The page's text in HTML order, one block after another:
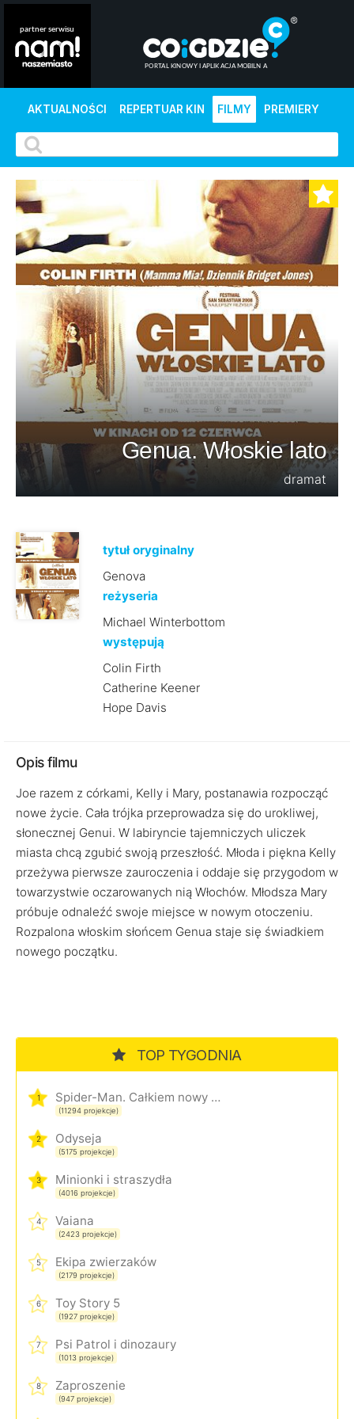
AKTUALNOŚCI REPERTUAR KIN FILMY PREMIERY
Genua. Włoskie lato
dramat
tytuł oryginalny
Genova
reżyseria
Michael Winterbottom
występują
Colin Firth
Catherine Keener
Hope Davis
Opis filmu
Joe razem z córkami, Kelly i Mary, postanawia rozpocząć
nowe życie. Cała trójka przeprowadza się do urokliwej,
słonecznej Genui. W labiryncie tajemniczych uliczek
miasta chcą zgubić swoją przeszłość. Młoda i piękna Kelly
przeżywa pierwsze zauroczenia i oddaje się przygodom w
towarzystwie oczarowanych nią Włochów. Młodsza Mary
próbuje odnaleźć swoje miejsce w nowym otoczeniu.
Rozpalona włoskim słońcem Genua staje się świadkiem
nowego początku.
TOP TYGODNIA
1 Spider-Man. Całkiem nowy dzień
(11294 projekcje)
2 Odyseja
(5175 projekcje)
3 Minionki i straszydła
(4016 projekcje)
4 Vaiana
(2423 projekcje)
5 Ekipa zwierzaków
(2179 projekcje)
6 Toy Story 5
(1927 projekcje)
7 Psi Patrol i dinozaury
(1013 projekcje)
8 Zaproszenie
(947 projekcje)